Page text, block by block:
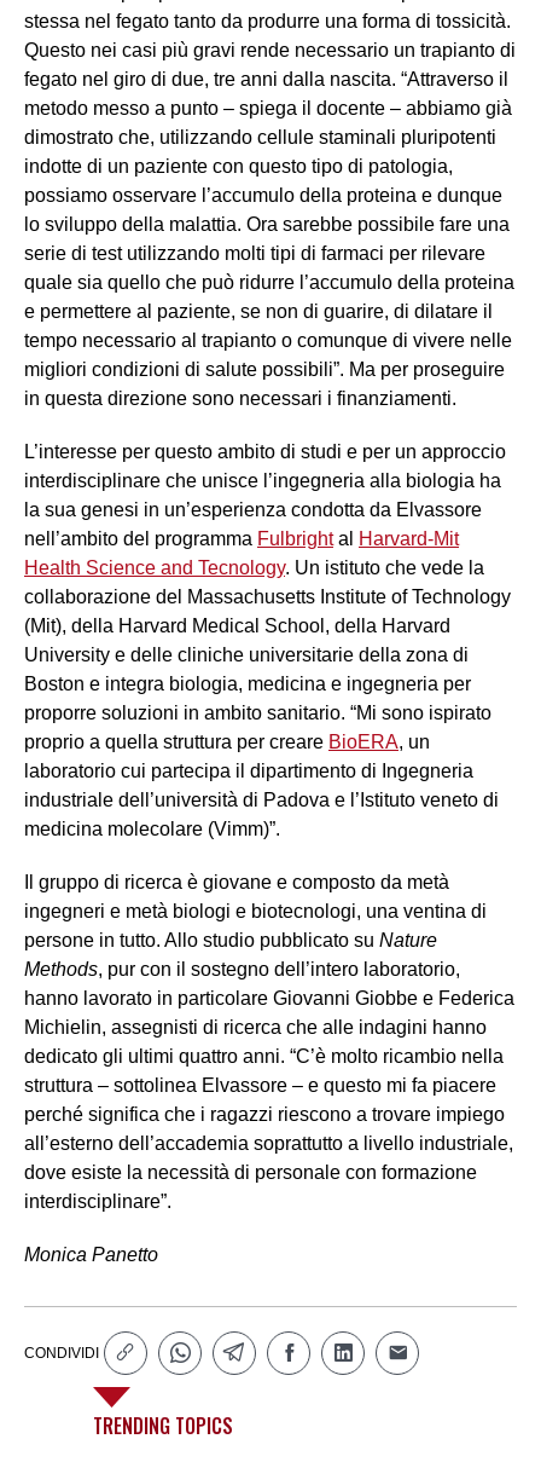
stessa nel fegato tanto da produrre una forma di tossicità.
Questo nei casi più gravi rende necessario un trapianto di
fegato nel giro di due, tre anni dalla nascita. “Attraverso il
metodo messo a punto – spiega il docente – abbiamo già
dimostrato che, utilizzando cellule staminali pluripotenti
indotte di un paziente con questo tipo di patologia,
possiamo osservare l’accumulo della proteina e dunque
lo sviluppo della malattia. Ora sarebbe possibile fare una
serie di test utilizzando molti tipi di farmaci per rilevare
quale sia quello che può ridurre l’accumulo della proteina
e permettere al paziente, se non di guarire, di dilatare il
tempo necessario al trapianto o comunque di vivere nelle
migliori condizioni di salute possibili”. Ma per proseguire
in questa direzione sono necessari i finanziamenti.
L’interesse per questo ambito di studi e per un approccio
interdisciplinare che unisce l’ingegneria alla biologia ha
la sua genesi in un’esperienza condotta da Elvassore
nell’ambito del programma Fulbrightal
Harvard-Mit
Health Science and Tecnology. Un istituto che vede la
collaborazione del Massachusetts Institute of Technology
(Mit), della Harvard Medical School, della Harvard
University e delle cliniche universitarie della zona di
Boston e integra biologia, medicina e ingegneria per
proporre soluzioni in ambito sanitario. “Mi sono ispirato
proprio a quella struttura per creare BioERA, un
laboratorio cui partecipa il dipartimento di Ingegneria
industriale dell’università di Padova e l’Istituto veneto di
medicina molecolare (Vimm)”.
Il gruppo di ricerca è giovane e composto da metà
ingegneri e metà biologi e biotecnologi, una ventina di
persone in tutto. Allo studio pubblicato su Nature
Methods, pur con il sostegno dell’intero laboratorio,
hanno lavorato in particolare Giovanni Giobbe e Federica
Michielin, assegnisti di ricerca che alle indagini hanno
dedicato gli ultimi quattro anni. “C’è molto ricambio nella
struttura – sottolinea Elvassore – e questo mi fa piacere
perché significa che i ragazzi riescono a trovare impiego
all’esterno dell’accademia soprattutto a livello industriale,
dove esiste la necessità di personale con formazione
interdisciplinare”.
Monica Panetto
CONDIVIDI
TRENDING TOPICS